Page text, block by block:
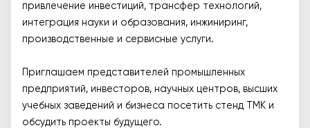
привлечение инвестиций, трансфер технологий,
интеграция науки и образования, инжиниринг,
производственные и сервисные услуги.
Приглашаем представителей промышленных
предприятий, инвесторов, научных центров, высших
учебных заведений и бизнеса посетить стенд ТМК и
обсудить проекты будущего.